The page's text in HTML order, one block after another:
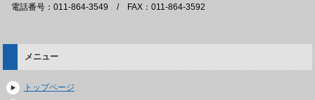
電話番号：011-864-3549 / FAX：011-864-3592
メニュー
トップページ